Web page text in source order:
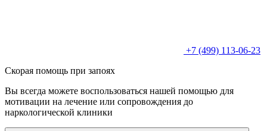
+7 (499) 113-06-23
Скорая помощь при запоях
Вы всегда можете воспользоваться нашей помощью для
мотивации на лечение или сопровождения до
наркологической клиники